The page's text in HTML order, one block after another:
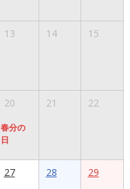
13 14 15
20
春分の
日
21 22
27 28 29